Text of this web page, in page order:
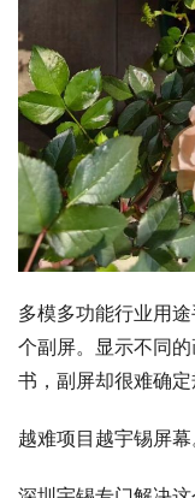
多模多功能行业用
个副屏。显示不同
书，副屏却很难确定
越难项目越宇锡屏幕